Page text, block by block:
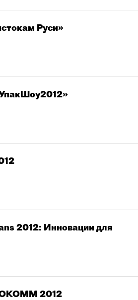
Руси»
2012: Инновации для
2012